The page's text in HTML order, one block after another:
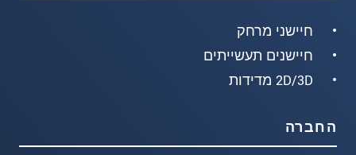
חיישני מרחק
חיישנים תעשייתים
2D/3D מדידות
החברה